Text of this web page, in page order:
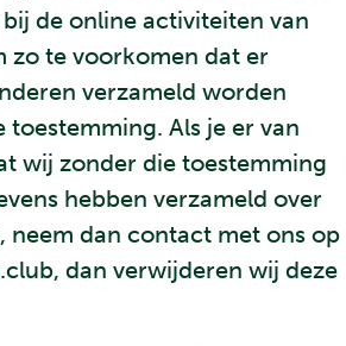
de online activiteiten van
zo te voorkomen dat er
verzameld worden
Als je er van
wij zonder die toestemming
hebben verzameld over
neem dan contact met ons op
dan verwijderen wij deze